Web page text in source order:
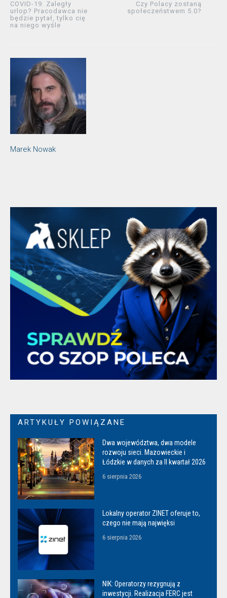
COVID-19. Zaległy
urlop? Pracodawca nie
będzie pytał, tylko cię
na niego wyśle
Czy Polacy zostaną
społeczeństwem 5.0?
Marek Nowak
ARTYKUŁY POWIĄZANE
Dwa województwa, dwa modele
rozwoju sieci. Mazowieckie i
Łódzkie w danych za II kwartał 2026
6 sierpnia 2026
Lokalny operator ZINET oferuje to,
czego nie mają najwięksi
6 sierpnia 2026
NIK: Operatorzy rezygnują z
inwestycji. Realizacja FERC jest